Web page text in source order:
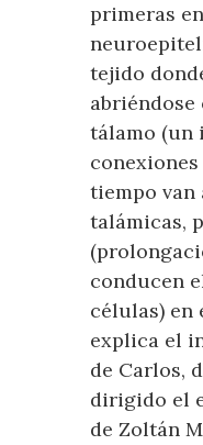
primeras
tejido
abriéndose
tálamo (un
tiempo van
talámicas,
conducen
células) en
explica el
de Carlos,
dirigido el
de Zoltán